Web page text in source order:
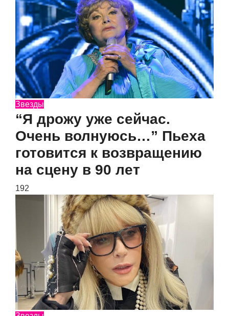
Звезды
“Я дрожу уже сейчас.
Очень волнуюсь…” Пьеха
готовится к возвращению
на сцену в 90 лет
192